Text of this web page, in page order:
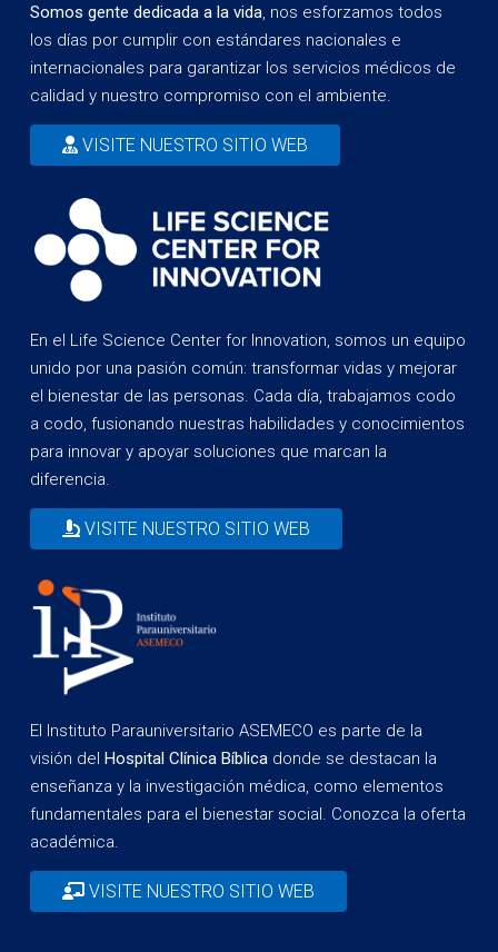
Somos gente dedicada a la vida, nos esforzamos todos
los días por cumplir con estándares nacionales e
internacionales para garantizar los servicios médicos de
calidad y nuestro compromiso con el ambiente.
VISITE NUESTRO SITIO WEB
En el Life Science Center for Innovation, somos un equipo
unido por una pasión común: transformar vidas y mejorar
el bienestar de las personas. Cada día, trabajamos codo
a codo, fusionando nuestras habilidades y conocimientos
para innovar y apoyar soluciones que marcan la
diferencia.
VISITE NUESTRO SITIO WEB
El Instituto Parauniversitario ASEMECO es parte de la
visión del Hospital Clínica Bíblica donde se destacan la
enseñanza y la investigación médica, como elementos
fundamentales para el bienestar social. Conozca la oferta
académica.
VISITE NUESTRO SITIO WEB